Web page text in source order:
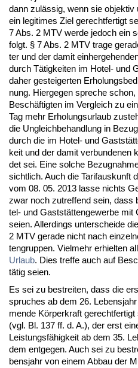
dann zulässig, wenn sie
ein le­gi­ti­mes Ziel ge­recht­fer­tigt
7 Abs. 2 MTV wer­de je­doch ein
folgt. § 7 Abs. 2 MTV tra­ge
ter und der da­mit
durch Tätig­kei­ten im Ho­tel- und
da­her ge­stei­ger­ten
nung. Hier­ge­gen spre­che
Beschäftig­ten im Ver­gleich zu
Tag mehr Er­ho­lungs­ur­laub
die Un­gleich­be­hand­lung in
durch die im Ho­tel- und
keit und der da­mit
det sei. Ei­ne sol­che
sicht­lich. Auch die Ta­rif­aus­kunft
vom 08. 05. 2013 las­se nichts
zwar noch zu­tref­fend sein,
tel- und Gaststätten­ge­wer­be mit
sei­en. Al­ler­dings un­ter­schei­de die
2 MTV ge­ra­de nicht nach
ten­grup­pen. Viel­mehr er­hiel­ten
Ur­laub. Dies tref­fe auch auf
tätig sei­en.
Es sei zu be­strei­ten, dass die
spru­ches ab dem 26.
men­de Körper­kraft
(vgl. Bl. 137 ff. d. A.), der erst
Leis­tungsfähig­keit ab dem 35.
dem ent­ge­gen. Auch sei zu
bens­jahr von ei­nem Ab­bau der